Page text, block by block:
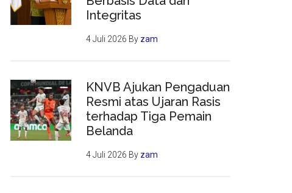
Integritas
4 Juli 2026 By zam
KNVB Ajukan Pengaduan
Resmi atas Ujaran Rasis
terhadap Tiga Pemain
Belanda
4 Juli 2026 By zam